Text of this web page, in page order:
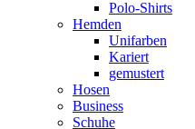
Polo-Shirts
Hemden
Unifarben
Kariert
gemustert
Hosen
Business
Schuhe